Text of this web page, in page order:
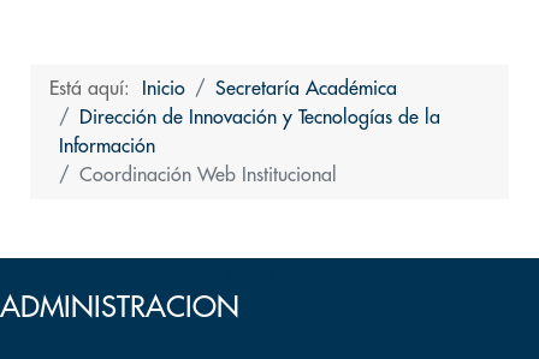
Está aquí: Inicio
Secretaría Académica
Dirección de Innovación y Tecnologías de la
Información
Coordinación Web Institucional
ADMINISTRACION